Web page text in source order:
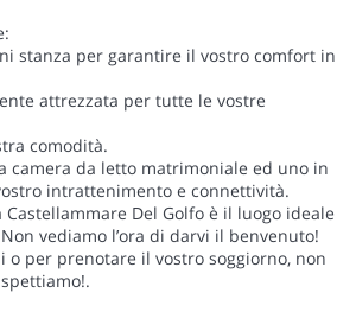
stanza per garantire il vostro comfort in
attrezzata per tutte le vostre
comodità.
camera da letto matrimoniale ed uno in
intrattenimento e connettività.
Castellammare Del Golfo è il luogo ideale
vediamo l’ora di darvi il benvenuto!
per prenotare il vostro soggiorno, non